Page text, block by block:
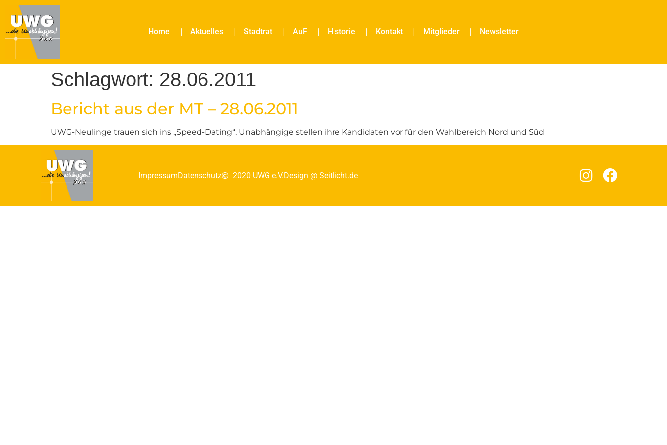
Home Aktuelles Stadtrat AuF Historie Kontakt Mitglieder Newsletter
Schlagwort: 28.06.2011
Bericht aus der MT – 28.06.2011
UWG-Neulinge trauen sich ins „Speed-Dating“, Unabhängige stellen ihre Kandidaten vor für den Wahlbereich Nord und Süd
ImpressumDatenschutz 2020 UWG e.V.Design @ Seitlicht.de